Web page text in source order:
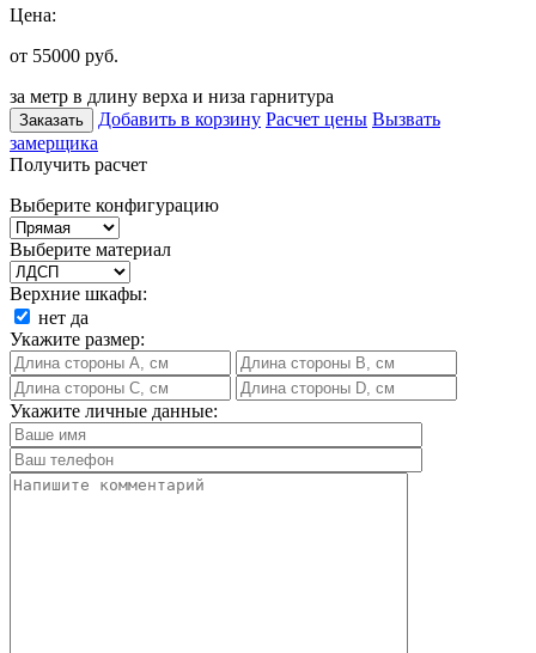
Цена:
от 55000 руб.
за метр в длину верха и низа гарнитура
Заказать Добавить в корзину Расчет цены Вызвать
замерщика
Получить расчет
Выберите конфигурацию
Выберите материал
Верхние шкафы:
нет да
Укажите размер:
Укажите личные данные: